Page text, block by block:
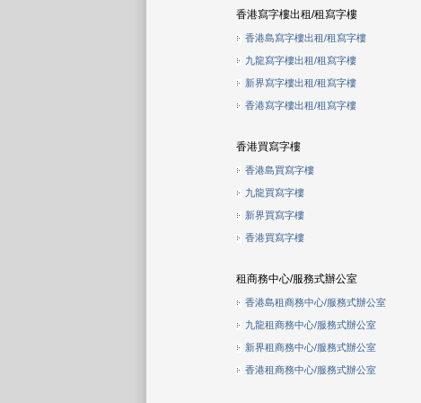
香港寫字樓出租/租寫字樓
香港島寫字樓出租/租寫字樓
九龍寫字樓出租/租寫字樓
新界寫字樓出租/租寫字樓
香港寫字樓出租/租寫字樓
香港買寫字樓
香港島買寫字樓
九龍買寫字樓
新界買寫字樓
香港買寫字樓
租商務中心/服務式辦公室
香港島租商務中心/服務式辦公室
九龍租商務中心/服務式辦公室
新界租商務中心/服務式辦公室
香港租商務中心/服務式辦公室